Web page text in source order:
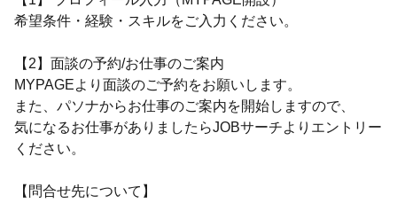
希望条件・経験・スキルをご入力ください。
【2】面談の予約/お仕事のご案内
MYPAGEより面談のご予約をお願いします。
また、パソナからお仕事のご案内を開始しますので、
気になるお仕事がありましたらJOBサーチよりエントリー
ください。
【問合せ先について】